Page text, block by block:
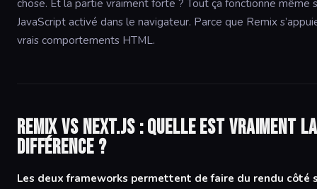
chose. Et la partie vraiment forte ? Tout ça fonctionne même
JavaScript activé dans le navigateur. Parce que Remix
vrais comportements HTML.
Remix vs Next.js : quelle est vraiment la
différence ?
Les deux frameworks permettent de faire du rendu côté